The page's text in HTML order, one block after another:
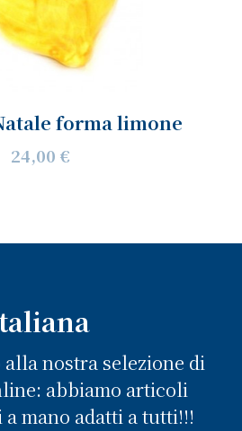
forma limone
24,00 €
nostra selezione di
abbiamo articoli
mano adatti a tutti!!!